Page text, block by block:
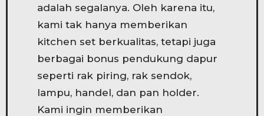
adalah segalanya. Oleh karena itu,
kami tak hanya memberikan
kitchen set berkualitas, tetapi juga
berbagai bonus pendukung dapur
seperti rak piring, rak sendok,
lampu, handel, dan pan holder.
Kami ingin memberikan